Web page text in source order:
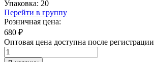
Упаковка: 20
Перейти в группу
Розничная цена:
680 ₽
Оптовая цена доступна после регистрации